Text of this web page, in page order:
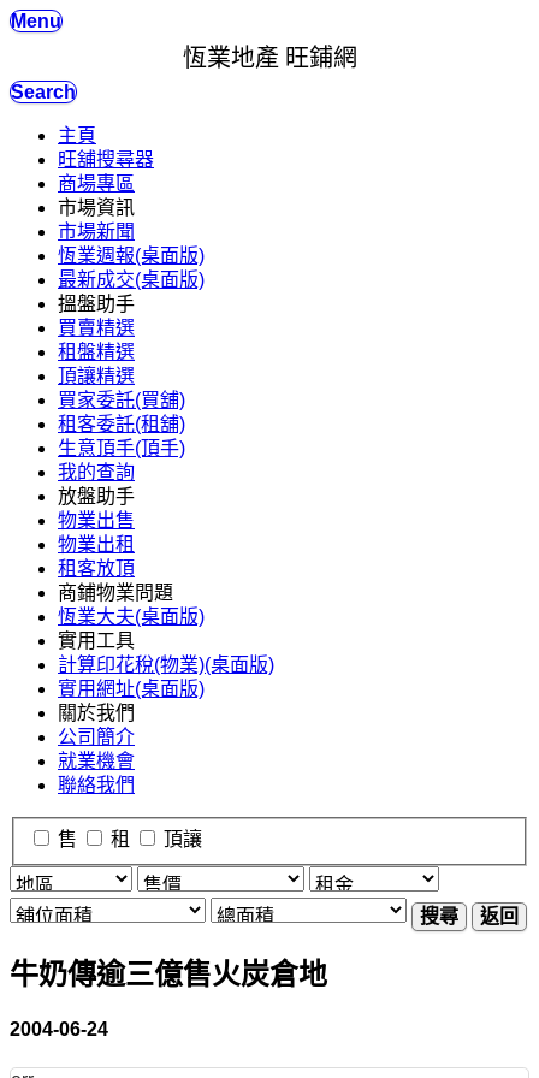
Menu
恆業地產 旺鋪網
Search
主頁
旺舖搜尋器
商場專區
市場資訊
市場新聞
恆業週報(桌面版)
最新成交(桌面版)
搵盤助手
買賣精選
租盤精選
頂讓精選
買家委託(買舖)
租客委託(租舖)
生意頂手(頂手)
我的查詢
放盤助手
物業出售
物業出租
租客放頂
商鋪物業問題
恆業大夫(桌面版)
實用工具
計算印花稅(物業)(桌面版)
實用網址(桌面版)
關於我們
公司簡介
就業機會
聯絡我們
售 租 頂讓
搜尋 返回
牛奶傳逾三億售火炭倉地
2004-06-24